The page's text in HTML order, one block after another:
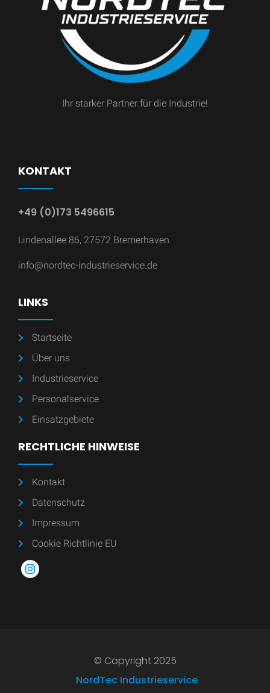
Ihr starker Partner für die Industrie!
KONTAKT
+49 (0)173 5496615
Lindenallee 86, 27572 Bremerhaven
info@nordtec-industrieservice.de
LINKS
Startseite
Über uns
Industrieservice
Personalservice
Einsatzgebiete
RECHTLICHE HINWEISE
Kontakt
Datenschutz
Impressum
Cookie Richtlinie EU
© Copyright 2025
NordTec Industrieservice